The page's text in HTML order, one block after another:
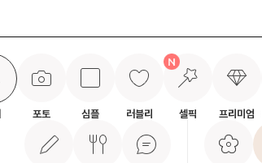
포토 심플 러블리 셀픽 프리미엄